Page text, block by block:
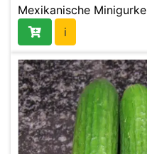
Mexikanische Minigurke
i